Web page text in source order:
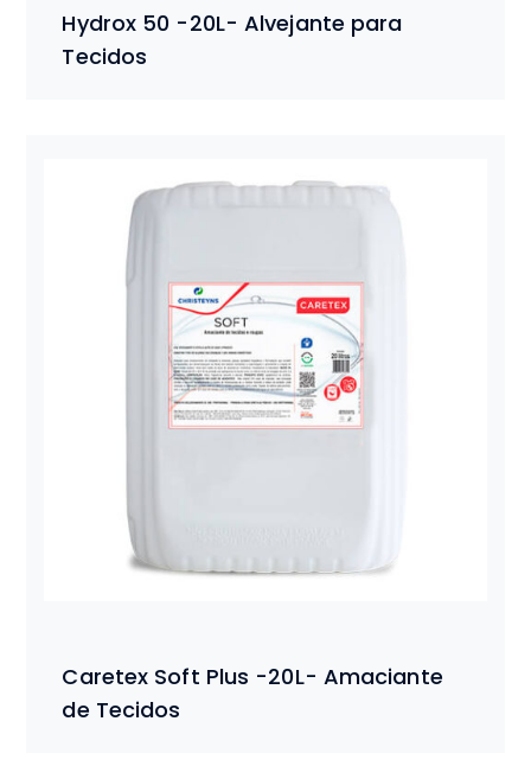
Hydrox 50 -20L- Alvejante para
Tecidos
Caretex Soft Plus -20L- Amaciante
de Tecidos